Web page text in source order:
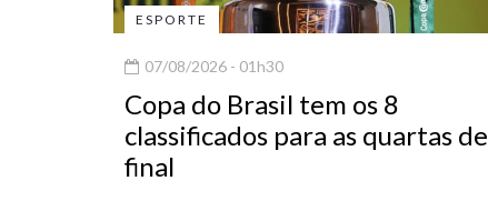
ESPORTE
07/08/2026 - 01h30
Copa do Brasil tem os 8
classificados para as quartas de
final